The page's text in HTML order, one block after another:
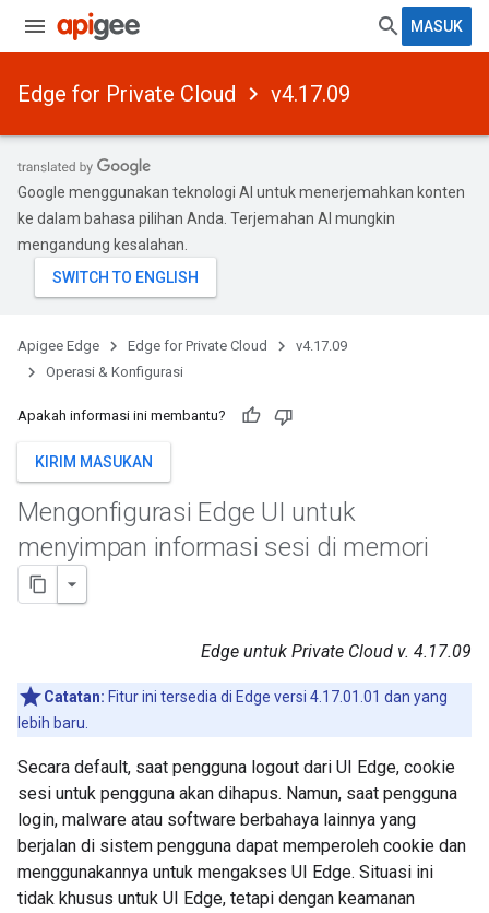
MASUK
Edge for Private Cloud v4.17.09
Google menggunakan teknologi AI untuk menerjemahkan konten
ke dalam bahasa pilihan Anda. Terjemahan AI mungkin
mengandung kesalahan.
Apigee Edge Edge for Private Cloud
v4.17.09
Operasi & Konfigurasi
Apakah informasi ini membantu?
KIRIM MASUKAN
Mengonfigurasi Edge UI untuk
menyimpan informasi sesi di memori
Edge untuk Private Cloud v. 4.17.09
Catatan: Fitur ini tersedia di Edge versi 4.17.01.01 dan yang
lebih baru.
Secara default, saat pengguna logout dari UI Edge, cookie
sesi untuk pengguna akan dihapus. Namun, saat pengguna
login, malware atau software berbahaya lainnya yang
berjalan di sistem pengguna dapat memperoleh cookie dan
menggunakannya untuk mengakses UI Edge. Situasi ini
tidak khusus untuk UI Edge, tetapi dengan keamanan